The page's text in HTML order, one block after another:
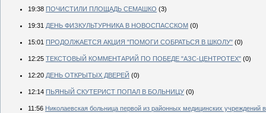
19:38 ПОЧИСТИЛИ ПЛОЩАДЬ СЕМАШКО (3)
19:31 ДЕНЬ ФИЗКУЛЬТУРНИКА В НОВОСПАССКОМ (0)
15:01 ПРОДОЛЖАЕТСЯ АКЦИЯ "ПОМОГИ СОБРАТЬСЯ В ШКОЛУ" (0)
12:25 ТЕКСТОВЫЙ КОММЕНТАРИЙ ПО ПОБЕДЕ "АЗС-ЦЕНТРОТЕХ" (0)
12:20 ДЕНЬ ОТКРЫТЫХ ДВЕРЕЙ (0)
12:14 ПЬЯНЫЙ СКУТЕРИСТ ПОПАЛ В БОЛЬНИЦУ (0)
11:56 Николаевская больница первой из районных медицинских учреждений